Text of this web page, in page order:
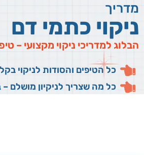
מדריך
ניקוי כתמי דם
הבלוג למדריכי ניקוי מקצועי –
כל הטיפים והסודות לניקוי
כל מה שצריך לניקיון מושלם